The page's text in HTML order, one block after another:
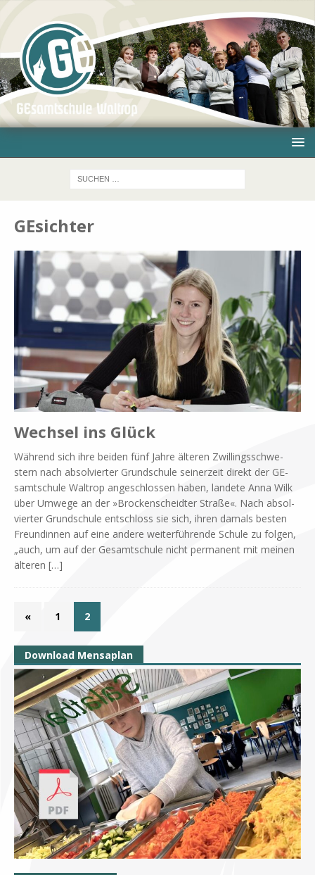
GEsichter
Wechsel ins Glück
Wäh­rend sich ihre bei­den fünf Jah­re äl­te­ren Zwil­lings­schwe­
stern nach ab­sol­vier­ter Grund­schu­le sei­ner­zeit di­rekt der GE­
samt­schu­le Wal­trop an­ge­schlos­sen ha­ben, lan­de­te Anna Wilk
über Um­we­ge an der »Brocken­scheid­ter Stra­ße«. Nach ab­sol­
vier­ter Grund­schu­le ent­schloss sie sich, ih­ren da­mals be­sten
Freun­din­nen auf eine an­de­re wei­ter­füh­ren­de Schu­le zu fol­gen,
„auch, um auf der Ge­samt­schu­le nicht per­ma­nent mit mei­nen
äl­te­ren […]
« 1 2
Download Mensaplan